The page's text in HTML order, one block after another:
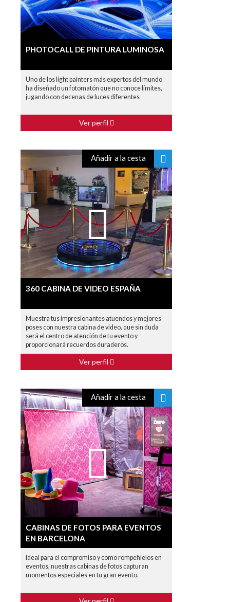
PHOTOCALL DE PINTURA LUMINOSA
Uno de los light painters más expertos del mundo
ha diseñado un fotomatón que no conoce límites,
jugando con decenas de luces diferentes
Ver perfil
Añadir a la cesta
360 CABINA DE VIDEO ESPAÑA
Muestra tus impresionantes atuendos y mejores
poses con nuestra cabina de video, que sin duda
será el centro de atención de tu evento y
proporcionará recuerdos duraderos.
Ver perfil
Añadir a la cesta
CABINAS DE FOTOS PARA EVENTOS
EN BARCELONA
Ideal para el compromiso y como rompehielos en
eventos, nuestras cabinas de fotos capturan
momentos especiales en tu gran evento.